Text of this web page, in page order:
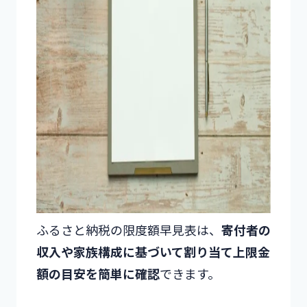
ふるさと納税の限度額早見表は、 寄付者の
収入や家族構成に基づいて割り当て上限金
額の目安を簡単に確認できます。